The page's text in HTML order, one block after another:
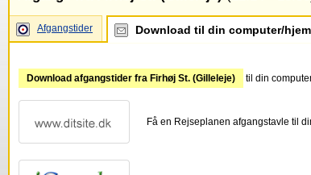
Afgangstider Download til din computer/
Download afgangstider fra Firhøj St. (Gilleleje) til din
Få en Rejseplanen afgangstavle til